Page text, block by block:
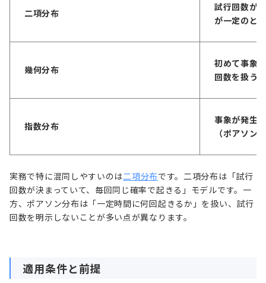
二項分布
試行回数が
が一定のと
幾何分布
初めて事象
回数を扱う
指数分布
事象が発生
（ポアソン
実務で特に混同しやすいのは二項分布です。二項分布は「試行
回数が決まっていて、毎回同じ確率で起きる」モデルです。一
方、ポアソン分布は「一定時間に何回起きるか」を扱い、試行
回数を明示しないことが多い点が異なります。
適用条件と前提